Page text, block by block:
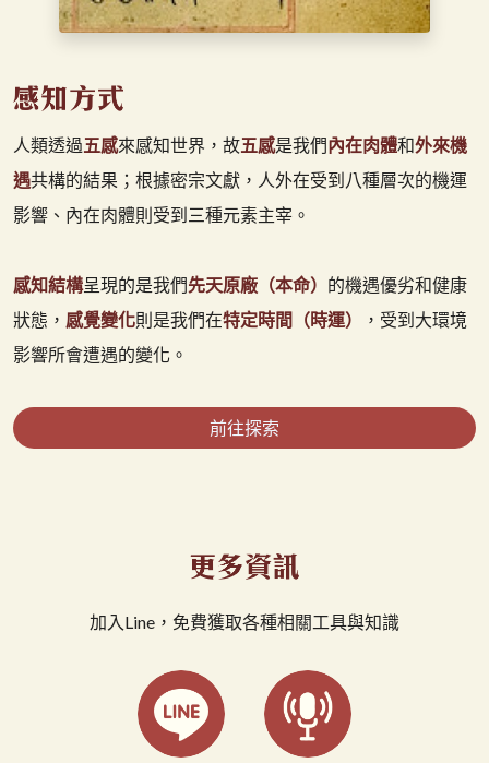
人類透過五感來感知世界，故五感是我們內在肉體和外來機
遇共構的結果；根據密宗文獻，人外在受到八種層次的機運
影響、內在肉體則受到三種元素主宰。
感知結構呈現的是我們先天原廠（本命） 的機遇優劣和健康
狀態， 感覺變化則是我們在特定時間（時運）
，受到大環境
影響所會遭遇的變化。
前往探索
加入Line，免費獲取各種相關工具與知識